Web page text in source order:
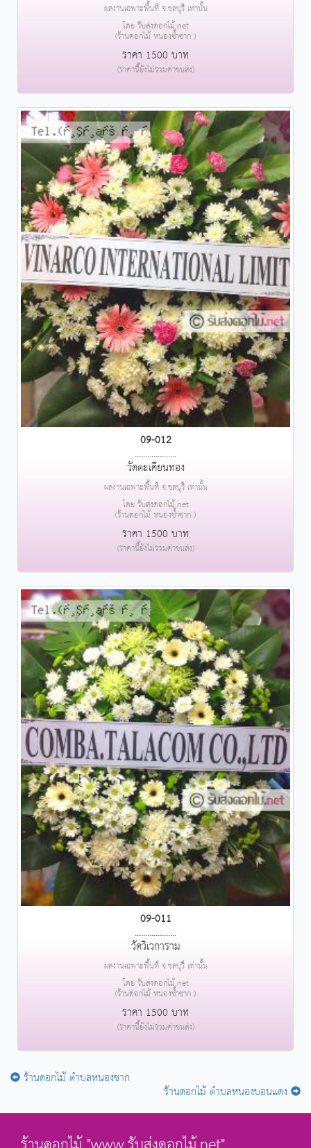
ผลงานเฉพาะพื้นที่ จ.ชลบุรี เท่านั้น
โดย รับส่งดอกไม้.net
(ร้านดอกไม้ หนองซ้ำซาก )
ราคา 1500 บาท
(ราคานี้ยังไม่รวมค่าขนส่ง)
09-012
....................
วัดตะเคียนทอง
ผลงานเฉพาะพื้นที่ จ.ชลบุรี เท่านั้น
โดย รับส่งดอกไม้.net
(ร้านดอกไม้ หนองซ้ำซาก )
ราคา 1500 บาท
(ราคานี้ยังไม่รวมค่าขนส่ง)
09-011
....................
วัดวิเวการาม
ผลงานเฉพาะพื้นที่ จ.ชลบุรี เท่านั้น
โดย รับส่งดอกไม้.net
(ร้านดอกไม้ หนองซ้ำซาก )
ราคา 1500 บาท
(ราคานี้ยังไม่รวมค่าขนส่ง)
ร้านดอกไม้ ตำบลหนองชาก
ร้านดอกไม้ ตำบลหนองบอนแดง